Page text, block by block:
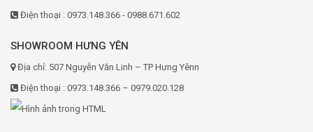
Điện thoại : 0973.148.366 - 0988.671.602
SHOWROOM HƯNG YÊN
Địa chỉ: 507 Nguyễn Văn Linh – TP Hưng Yênn
Điện thoại : 0973.148.366 – 0979.020.128